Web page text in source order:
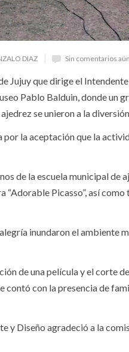
DIAZ Sin comentarios aún
Jujuy que dirige el
Pablo Balduin, donde un
se unieron a la
la aceptación que la
de la escuela municipal de
“Adorable Picasso”, así
inundaron el ambiente
de una película y el corte
contó con la presencia de
y Diseño agradeció a la